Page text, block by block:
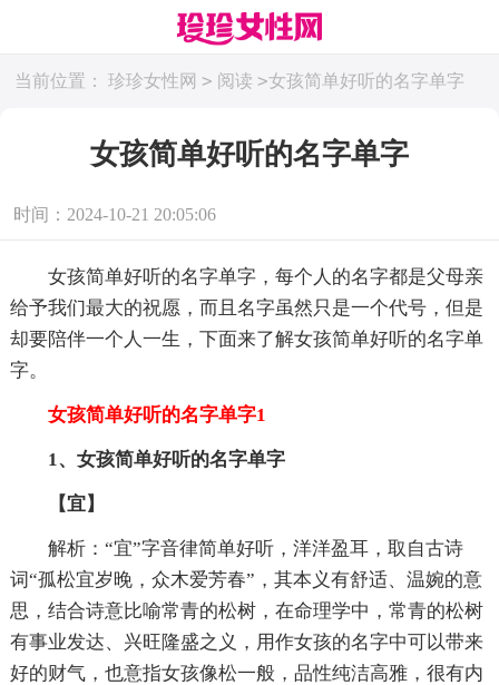
当前位置： 珍珍女性网 > 阅读 >女孩简单好听的名字单字
女孩简单好听的名字单字
时间：2024-10-21 20:05:06
女孩简单好听的名字单字，每个人的名字都是父母亲
给予我们最大的祝愿，而且名字虽然只是一个代号，但是
却要陪伴一个人一生，下面来了解女孩简单好听的名字单
字。
女孩简单好听的名字单字1
1、女孩简单好听的名字单字
【宜】
解析：“宜”字音律简单好听，洋洋盈耳，取自古诗
词“孤松宜岁晚，众木爱芳春”，其本义有舒适、温婉的意
思，结合诗意比喻常青的松树，在命理学中，常青的松树
有事业发达、兴旺隆盛之义，用作女孩的名字中可以带来
好的财气，也意指女孩像松一般，品性纯洁高雅，很有内